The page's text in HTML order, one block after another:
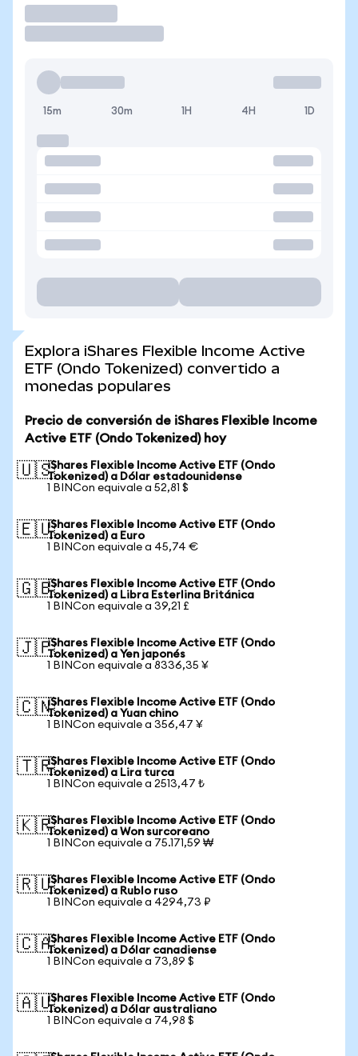
15m 30m 1H 4H 1D
Explora iShares Flexible Income Active
ETF (Ondo Tokenized) convertido a
monedas populares
Precio de conversión de iShares Flexible Income
Active ETF (Ondo Tokenized) hoy
🇺🇸iShares Flexible Income Active ETF (Ondo
Tokenized) a Dólar estadounidense
1 BINCon equivale a 52,81 $
🇪🇺iShares Flexible Income Active ETF (Ondo
Tokenized) a Euro
1 BINCon equivale a 45,74 €
🇬🇧iShares Flexible Income Active ETF (Ondo
Tokenized) a Libra Esterlina Británica
1 BINCon equivale a 39,21 £
🇯🇵iShares Flexible Income Active ETF (Ondo
Tokenized) a Yen japonés
1 BINCon equivale a 8336,35 ¥
🇨🇳iShares Flexible Income Active ETF (Ondo
Tokenized) a Yuan chino
1 BINCon equivale a 356,47 ¥
🇹🇷iShares Flexible Income Active ETF (Ondo
Tokenized) a Lira turca
1 BINCon equivale a 2513,47 ₺
🇰🇷iShares Flexible Income Active ETF (Ondo
Tokenized) a Won surcoreano
1 BINCon equivale a 75.171,59 ₩
🇷🇺iShares Flexible Income Active ETF (Ondo
Tokenized) a Rublo ruso
1 BINCon equivale a 4294,73 ₽
🇨🇦iShares Flexible Income Active ETF (Ondo
Tokenized) a Dólar canadiense
1 BINCon equivale a 73,89 $
🇦🇺iShares Flexible Income Active ETF (Ondo
Tokenized) a Dólar australiano
1 BINCon equivale a 74,98 $